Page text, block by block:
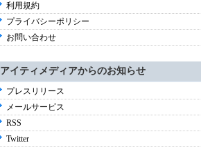
利用規約
プライバシーポリシー
お問い合わせ
アイティメディアからのお知らせ
プレスリリース
メールサービス
RSS
Twitter